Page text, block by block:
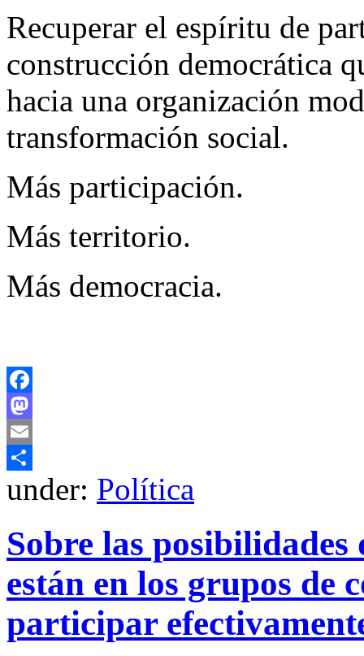
Recuperar el espíritu de
construcción democrática
hacia una organización
transformación social.
Más participación.
Más territorio.
Más democracia.
Facebook
Mastodon
Email
Share
under: Política
Sobre las
están en los grupos de
participar